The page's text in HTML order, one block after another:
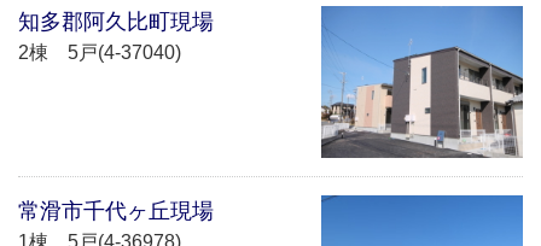
知多郡阿久比町現場
2棟 5戸(4-37040)
常滑市千代ヶ丘現場
1棟 5戸(4-36978)